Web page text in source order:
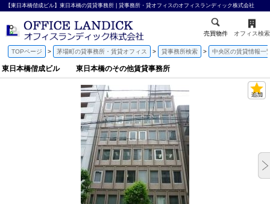
【東日本橋偕成ビル】東日本橋の賃貸事務所 | 貸事務所・貸オフィスのオフィスランディック株式会社
売買物件 オフィス検索
TOPページ 茅場町の貸事務所・賃貸オフィス 貸事務所検索 中央区の賃貸情報一
東日本橋偕成ビル 東日本橋のその他賃貸事務所